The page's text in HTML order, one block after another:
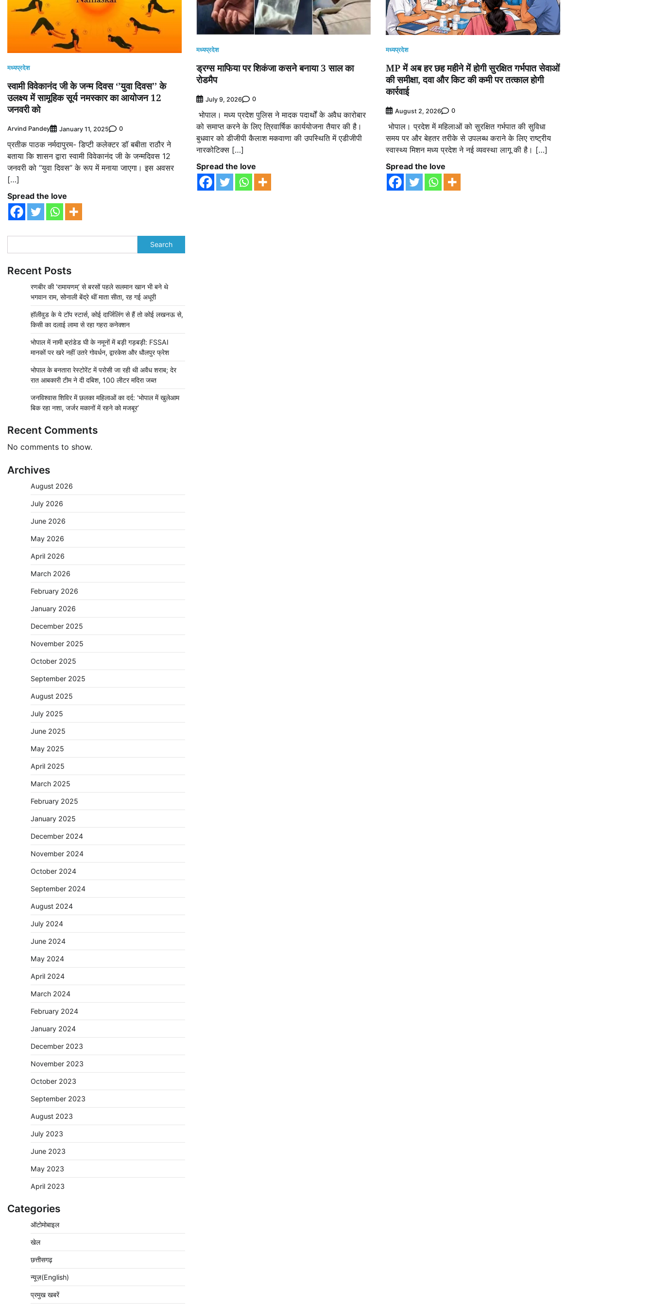
मध्यप्रदेश
स्‍वामी विवेकानंद जी के जन्‍म दिवस ‘’युवा दिवस’’ के
उलक्ष्‍य में सामूहिक सूर्य नमस्‍कार का आयोजन 12
जनवरी को
Arvind Pandey January 11, 2025 0
प्रतीक पाठक नर्मदापुरम- डिप्‍टी कलेक्‍टर डॉ बबीता राठौर ने
बताया कि शासन द्वारा स्वामी विवेकानंद जी के जन्मदिवस 12
जनवरी को “युवा दिवस” के रूप में मनाया जाएगा। इस अवसर
[…]
Spread the love
मध्यप्रदेश
ड्रग्स माफिया पर शिकंजा कसने बनाया 3 साल का
रोडमैप
July 9, 2026 0
भोपाल। मध्य प्रदेश पुलिस ने मादक पदार्थों के अवैध कारोबार
को समाप्त करने के लिए त्रिवार्षिक कार्ययोजना तैयार की है।
बुधवार को डीजीपी कैलाश मकवाणा की उपस्थिति में एडीजीपी
नारकोटिक्स […]
Spread the love
मध्यप्रदेश
MP में अब हर छह महीने में होगी सुरक्षित गर्भपात सेवाओं
की समीक्षा, दवा और किट की कमी पर तत्काल होगी
कार्रवाई
August 2, 2026 0
भोपाल। प्रदेश में महिलाओं को सुरक्षित गर्भपात की सुविधा
समय पर और बेहतर तरीके से उपलब्ध कराने के लिए राष्ट्रीय
स्वास्थ्य मिशन मध्य प्रदेश ने नई व्यवस्था लागू की है। […]
Spread the love
Search
Recent Posts
रणबीर की ‘रामायणम्’ से बरसों पहले सलमान खान भी बने थे
भगवान राम, सोनाली बेंद्रे थीं माता सीता, रह गई अधूरी
हॉलीवुड के ये टॉप स्टार्स, कोई दार्जिलिंग से हैं तो कोई लखनऊ से,
किसी का दलाई लामा से रहा गहरा कनेक्शन
भोपाल में नामी ब्रांडेड घी के नमूनों में बड़ी गड़बड़ी: FSSAI
मानकों पर खरे नहीं उतरे गोवर्धन, द्वारकेश और धौलपुर फ्रेश
भोपाल के बनतारा रेस्टोरेंट में परोसी जा रही थी अवैध शराब; देर
रात आबकारी टीम ने दी दबिश, 100 लीटर मदिरा जब्त
जनविश्वास शिविर में छलका महिलाओं का दर्द: ‘भोपाल में खुलेआम
बिक रहा नशा, जर्जर मकानों में रहने को मजबूर’
Recent Comments
No comments to show.
Archives
August 2026
July 2026
June 2026
May 2026
April 2026
March 2026
February 2026
January 2026
December 2025
November 2025
October 2025
September 2025
August 2025
July 2025
June 2025
May 2025
April 2025
March 2025
February 2025
January 2025
December 2024
November 2024
October 2024
September 2024
August 2024
July 2024
June 2024
May 2024
April 2024
March 2024
February 2024
January 2024
December 2023
November 2023
October 2023
September 2023
August 2023
July 2023
June 2023
May 2023
April 2023
Categories
ऑटोमोबाइल
खेल
छत्तीसगढ़
न्यूज़(English)
प्रमुख खबरें